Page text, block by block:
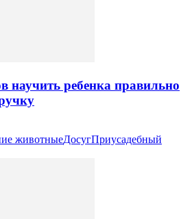
научить ребенка правильно
животныеДосугПриусадебный